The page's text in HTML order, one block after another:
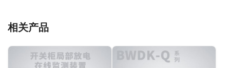
相关产品